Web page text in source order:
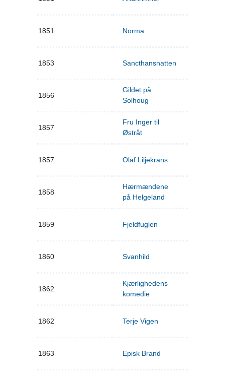
1851 Norma
1853 Sancthansnatten
1856
Gildet på
Solhoug
1857
Fru Inger til
Østråt
1857 Olaf Liljekrans
1858
Hærmændene
på Helgeland
1859 Fjeldfuglen
1860 Svanhild
1862
Kjærlighedens
komedie
1862 Terje Vigen
1863 Episk Brand